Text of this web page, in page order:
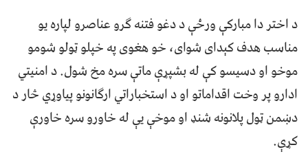
د اختر دا مبارکې ورځې د دغو فتنه ګرو عناصرو لپاره یو
مناسب هدف کېدای شوای، خو هغوی په خپلو ټولو شومو
موخو او دسيسو کې له بشپړې ماتې سره مخ شول. د امنیتي
ادارو پر وخت اقداماتو او د استخباراتي ارګانونو پیاوړي څار د
دښمن ټول پلانونه شنډ او موخې یې له خاورو سره خاورې
کړې.